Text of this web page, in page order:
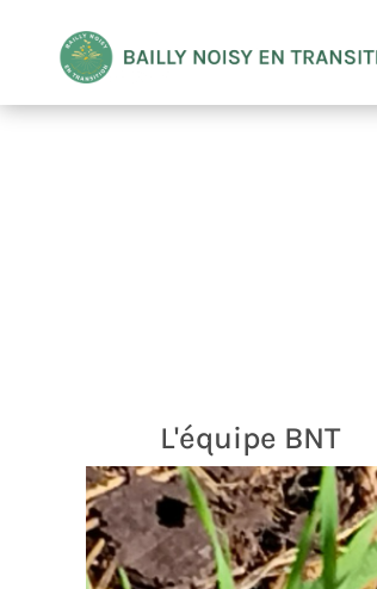
L'équipe BNT